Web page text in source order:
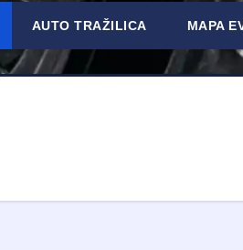
AUTO TRAŽILICA MAPA